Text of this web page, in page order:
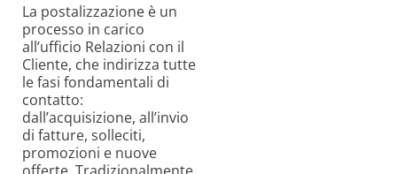
La postalizzazione è un
processo in carico
all’ufficio Relazioni con il
Cliente, che indirizza tutte
le fasi fondamentali di
contatto:
dall’acquisizione, all’invio
di fatture, solleciti,
promozioni e nuove